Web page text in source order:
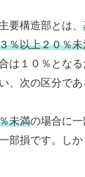
要構造部とは、
％以上２０％未
は１０％とな
次の区分であ
未満の場合に一
損です。し